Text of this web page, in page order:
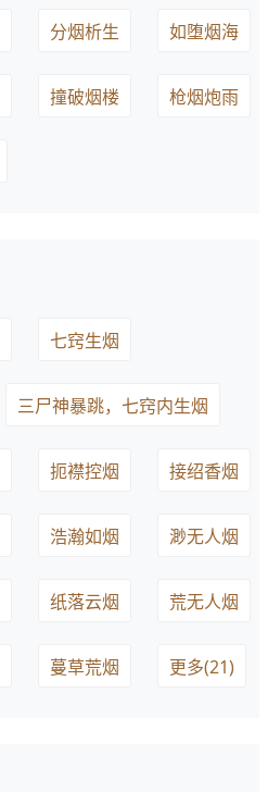
分烟析生 如堕烟海
撞破烟楼 枪烟炮雨
七窍生烟
三尸神暴跳，七窍内生烟
扼襟控烟 接绍香烟
浩瀚如烟 渺无人烟
纸落云烟 荒无人烟
蔓草荒烟 更多(21)